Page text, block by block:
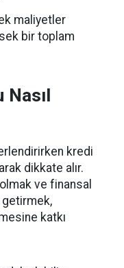
maliyetler
bir toplam
Nasıl
kredi
dikkate alır.
ve finansal
getirmek,
katkı